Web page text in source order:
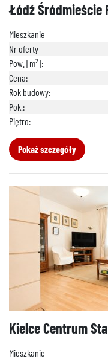
Łódź Śródmieście
Mieszkanie
Nr oferty
Pow. [m2]:
Cena:
Rok budowy:
Pok.:
Piętro:
Pokaż szczegóły
Kielce Centrum
Mieszkanie